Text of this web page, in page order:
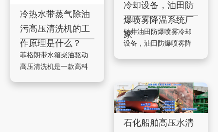
冷热水带蒸气除油
污高压清洗机的工
作原理是什么？
菲格朗带水箱柴油驱动
高压清洗机是一款高科
冷却设备，油田防
爆喷雾降温系统厂
家
钻井油田防爆喷雾冷却
设备，油田防爆喷雾降
石化船舶高压水清